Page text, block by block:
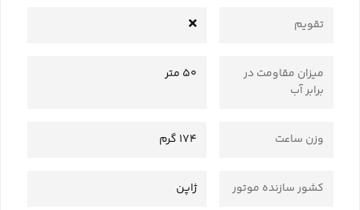
تقویم
میزان مقاومت در
برابر آب
50 متر
وزن ساعت 174 گرم
کشور سازنده موتور ژاپن